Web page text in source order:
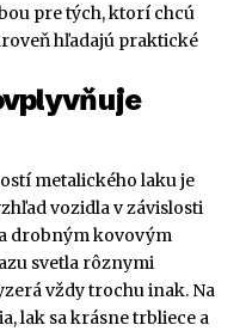
pre tých, ktorí chcú
hľadajú praktické
metalického laku je
vozidla v závislosti
drobným kovovým
svetla rôznymi
vždy trochu inak. Na
lak sa krásne trbliece a